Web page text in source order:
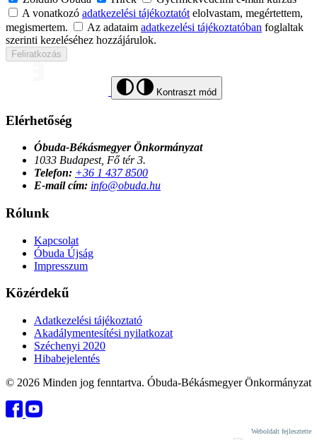
A vonatkozó adatkezelési tájékoztatót elolvastam, megértettem,
megismertem.
Az adataim adatkezelési tájékoztatóban foglaltak
szerinti kezeléséhez hozzájárulok.
Feliratkozás
Kontraszt mód
Elérhetőség
Óbuda-Békásmegyer Önkormányzat
1033 Budapest, Fő tér 3.
Telefon: +36 1 437 8500
E-mail cím: info@obuda.hu
Rólunk
Kapcsolat
Óbuda Újság
Impresszum
Közérdekű
Adatkezelési tájékoztató
Akadálymentesítési nyilatkozat
Széchenyi 2020
Hibabejelentés
© 2026 Minden jog fenntartva. Óbuda-Békásmegyer Önkormányzat
Weboldalt fejlesztette